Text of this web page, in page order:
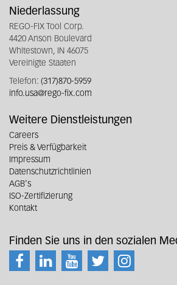
Niederlassung
REGO-FIX Tool Corp.
4420 Anson Boulevard
Whitestown, IN 46075
Vereinigte Staaten
Telefon: (317)870-5959
info.usa@rego-fix.com
Weitere Dienstleistungen
Careers
Preis & Verfügbarkeit
Impressum
Datenschutzrichtlinien
AGB's
ISO-Zertifizierung
Kontakt
Finden Sie uns in den sozialen